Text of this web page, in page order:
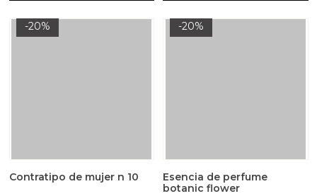
-20%
Contratipo de mujer n 10
-20%
Esencia de perfume
botanic flower